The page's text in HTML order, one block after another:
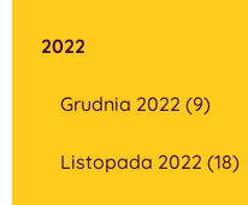
2022
Grudnia 2022 (9)
Listopada 2022 (18)